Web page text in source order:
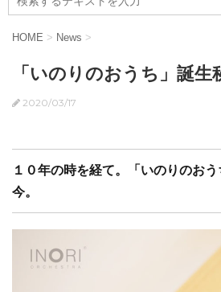
HOME > News >
「いのりのおうち」誕生
2020/03/17
１０年の時を経て。「いのりのおう
今。